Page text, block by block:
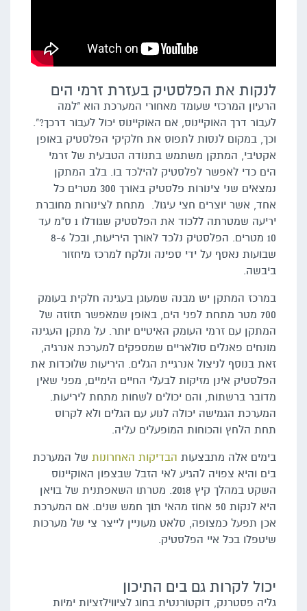
לנקות את הפלסטיק בעזרת זרמי הים
הרעיון המרכזי שעומד מאחורי המערכת הוא "למה
לעבור דרך האוקיינוס, אם האוקיינוס יכול לעבור דרכך?".
וכך, במקום לנסות לתפוס את חלקיקי הפלסטיק באופן
אקטיבי, המתקן משתמש בתנודה הטבעית של זרמי
הים כדי לאפשר לפלסטיק להילכד בו. בלב המתקן
נמצאים שני צינורות פלסטיק באורך 300 מטרים כל
אחד, אשר יוצרים חצי עיגול. מתחת לצינורות מחוברת
יריעה שמטרתה ללכוד את הפלסטיק שגודלו 1 ס"מ עד
10 מטרים. הפלסטיק נלכד לאורך היריעות, ובכל 8-6
שבועות נאסף על ידי ספינה ונלקח למרכז מיחזור
ביבשה.
במרכז המתקן יש מבנה שמעוגן בעגינה חלקית בעומק
700 מטר מתחת לפני הים, באופן שמאפשר תזוזה של
המתקן עם זרמי העומק האיטיים יותר. על מתקן העגינה
מונחים פאנלים סולאריים שמספקים למערכת אנרגיה,
זאת בנוסף לניצול אנרגיית הגלים. היריעות שלוכדות את
הפלסטיק אינן מזיקות לבעלי החיים הימיים, מפני שאין
מדובר ברשתות, והם יכולים לשחות מתחת ליריעות.
המערכת הגמישה יכולה לנוע עם הגלים ולא לקרוס
תחת הלחץ והכוחות המופעלים עליה.
בימים אלה מתבצעות הבדיקות האחרונות של המערכת
בים והיא צפויה להגיע לאי הזבל שבצפון האוקיינוס
השקט במהלך קיץ 2018. מטרתו השאפתנית של בויאן
היא לנקות 50 אחוז מהאי תוך חמש שנים. אם המערכת
אכן תפעל כמצופה, סלאט מעוניין לייצר צי של מערכות
שיטפלו בכל איי הפלסטיק.
יכול לקרות גם בים התיכון
גליה פסטרנק, דוקטורנטית בחוג לציווילזציות ימיות